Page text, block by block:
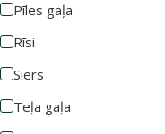
Pīles gaļa
Rīsi
Siers
Teļa gaļa